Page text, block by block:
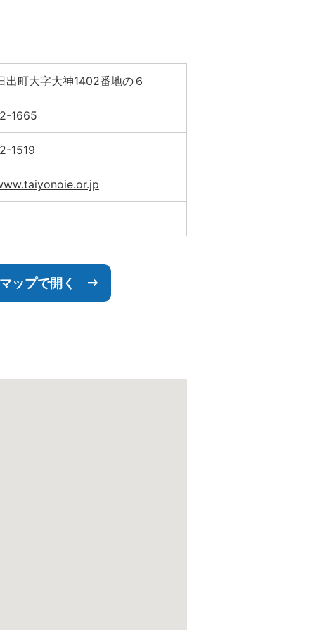
出町大字大神1402番地の６
1665
1519
ップで開く